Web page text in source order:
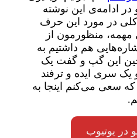
ادامه‌ی این نوشته
کلی در مورد این حرف
مهمه، منظورمون از
هم داشتیم به
این گپ و گفت یک
سری ایده و ترفند
سعی می‌کنم اینجا به
در یوتیوب